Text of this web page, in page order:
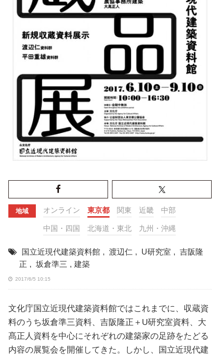
地域 オンライン 東京都 関東 近畿 中部
中国・四国 北海道・東北 九州・沖縄
国立近現代建築資料館 , 渡辺仁 , U研究室 , 吉阪隆
正 , 坂倉準三 , 建築
2017/6/5 10:15
文化庁国立近現代建築資料館ではこれまでに、収蔵資
料のうち坂倉準三資料、吉阪隆正＋U研究室資料、大
髙正人資料を中心にそれぞれの建築家の足跡をたどる
内容の展覧会を開催してきた。しかし、国立近現代建